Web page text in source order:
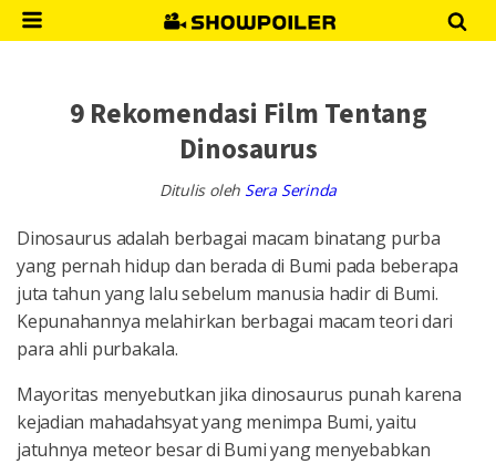
9 Rekomendasi Film Tentang
Dinosaurus
Ditulis oleh Sera Serinda
Dinosaurus adalah berbagai macam binatang purba
yang pernah hidup dan berada di Bumi pada beberapa
juta tahun yang lalu sebelum manusia hadir di Bumi.
Kepunahannya melahirkan berbagai macam teori dari
para ahli purbakala.
Mayoritas menyebutkan jika dinosaurus punah karena
kejadian mahadahsyat yang menimpa Bumi, yaitu
jatuhnya meteor besar di Bumi yang menyebabkan